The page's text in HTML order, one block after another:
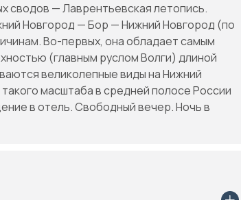
сводов — Лаврентьевская летопись.
Новгород — Бор — Нижний Новгород (по
Во-первых, она обладает самым
(главным руслом Волги) длиной
великолепные виды на Нижний
масштаба в средней полосе России
в отель. Свободный вечер. Ночь в